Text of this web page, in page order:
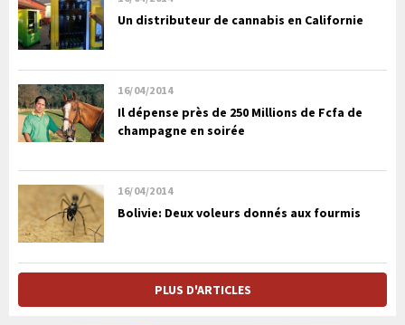
Un distributeur de cannabis en Californie
16/04/2014
Il dépense près de 250 Millions de Fcfa de
champagne en soirée
16/04/2014
Bolivie: Deux voleurs donnés aux fourmis
PLUS D'ARTICLES